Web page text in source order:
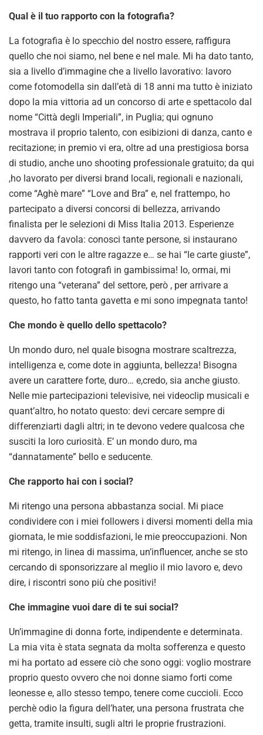
Qual è il tuo rapporto con la fotografia?
La fotografia è lo specchio del nostro essere, raffigura
quello che noi siamo, nel bene e nel male. Mi ha dato tanto,
sia a livello d’immagine che a livello lavorativo: lavoro
come fotomodella sin dall’età di 18 anni ma tutto è iniziato
dopo la mia vittoria ad un concorso di arte e spettacolo dal
nome “Città degli Imperiali”, in Puglia; qui ognuno
mostrava il proprio talento, con esibizioni di danza, canto e
recitazione; in premio vi era, oltre ad una prestigiosa borsa
di studio, anche uno shooting professionale gratuito; da qui
,ho lavorato per diversi brand locali, regionali e nazionali,
come “Aghè mare” “Love and Bra” e, nel frattempo, ho
partecipato a diversi concorsi di bellezza, arrivando
finalista per le selezioni di Miss Italia 2013. Esperienze
davvero da favola: conosci tante persone, si instaurano
rapporti veri con le altre ragazze e… se hai “le carte giuste”,
lavori tanto con fotografi in gambissima! Io, ormai, mi
ritengo una “veterana” del settore, però , per arrivare a
questo, ho fatto tanta gavetta e mi sono impegnata tanto!
Che mondo è quello dello spettacolo?
Un mondo duro, nel quale bisogna mostrare scaltrezza,
intelligenza e, come dote in aggiunta, bellezza! Bisogna
avere un carattere forte, duro… e,credo, sia anche giusto.
Nelle mie partecipazioni televisive, nei videoclip musicali e
quant’altro, ho notato questo: devi cercare sempre di
differenziarti dagli altri; in te devono vedere qualcosa che
susciti la loro curiosità. E’ un mondo duro, ma
“dannatamente” bello e seducente.
Che rapporto hai con i social?
Mi ritengo una persona abbastanza social. Mi piace
condividere con i miei followers i diversi momenti della mia
giornata, le mie soddisfazioni, le mie preoccupazioni. Non
mi ritengo, in linea di massima, un’influencer, anche se sto
cercando di sponsorizzare al meglio il mio lavoro e, devo
dire, i riscontri sono più che positivi!
Che immagine vuoi dare di te sui social?
Un’immagine di donna forte, indipendente e determinata.
La mia vita è stata segnata da molta sofferenza e questo
mi ha portato ad essere ciò che sono oggi: voglio mostrare
proprio questo ovvero che noi donne siamo forti come
leonesse e, allo stesso tempo, tenere come cuccioli. Ecco
perchè odio la figura dell’hater, una persona frustrata che
getta, tramite insulti, sugli altri le proprie frustrazioni.